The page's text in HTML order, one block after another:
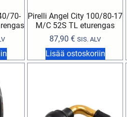
70-
Pirelli Angel City 100/80-17
M/C 52S TL eturengas
87,90€ SIS. ALV
Lisää ostoskoriin